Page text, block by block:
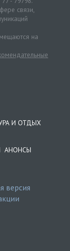
связи,
на
И ОТДЫХ
АНОНСЫ
версия